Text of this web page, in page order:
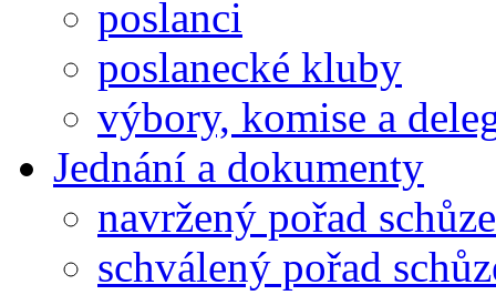
poslanci
poslanecké kluby
výbory, komise a
Jednání a dokumenty
navržený pořad schůze
schválený pořad